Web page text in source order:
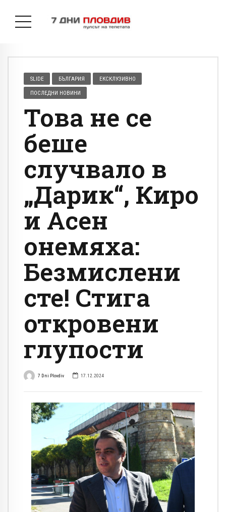
SLIDE БЪЛГАРИЯ ЕКСКЛУЗИВНО
ПОСЛЕДНИ НОВИНИ
Това не се
беше
случвало в
„Дарик“, Киро
и Асен
онемяха:
Безмислени
сте! Стига
откровени
глупости
7 Dni Plovdiv 17.12.2024